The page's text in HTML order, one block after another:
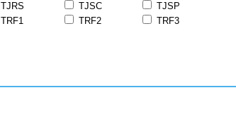
TJRS TJSC
TJSP
TRF1 TRF2
TRF3